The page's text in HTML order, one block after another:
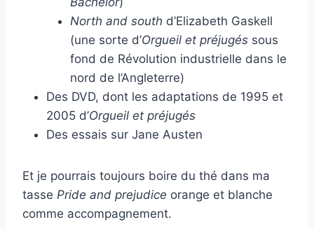
North and south d’Elizabeth Gaskell
(une sorte d’Orgueil et préjugés sous
fond de Révolution industrielle dans le
nord de l’Angleterre)
Des DVD, dont les adaptations de 1995 et
2005 d’Orgueil et préjugés
Des essais sur Jane Austen
Et je pourrais toujours boire du thé dans ma
tasse Pride and prejudice orange et blanche
comme accompagnement.